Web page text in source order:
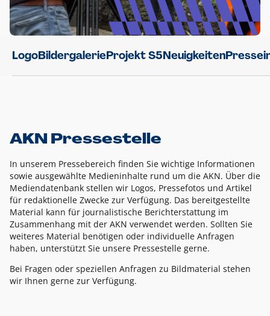
LogoBildergalerieProjekt S5Neuigkeiten
AKN Pressestelle
In unserem Pressebereich finden Sie wichtige Informationen
sowie ausgewählte Medieninhalte rund um die AKN. Über die
Mediendatenbank stellen wir Logos, Pressefotos und Artikel
für redaktionelle Zwecke zur Verfügung. Das bereitgestellte
Material kann für journalistische Berichterstattung im
Zusammenhang mit der AKN verwendet werden. Sollten Sie
weiteres Material benötigen oder individuelle Anfragen
haben, unterstützt Sie unsere Pressestelle gerne.
Bei Fragen oder speziellen Anfragen zu Bildmaterial stehen
wir Ihnen gerne zur Verfügung.